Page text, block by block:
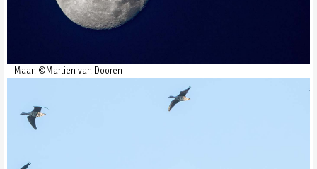
Maan ©Martien van Dooren